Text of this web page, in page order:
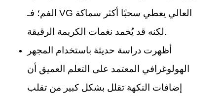
الفم؛ فـ VG العالي يعطي سحبًا أكثر سماكة
لكنه قد يُخمد نغمات الكريمة الرقيقة.
أظهرت دراسة حديثة باستخدام المجهر
الهولوغرافي المعتمد على التعلم العميق أن
إضافات النكهة تقلل بشكل كبير من تقلب